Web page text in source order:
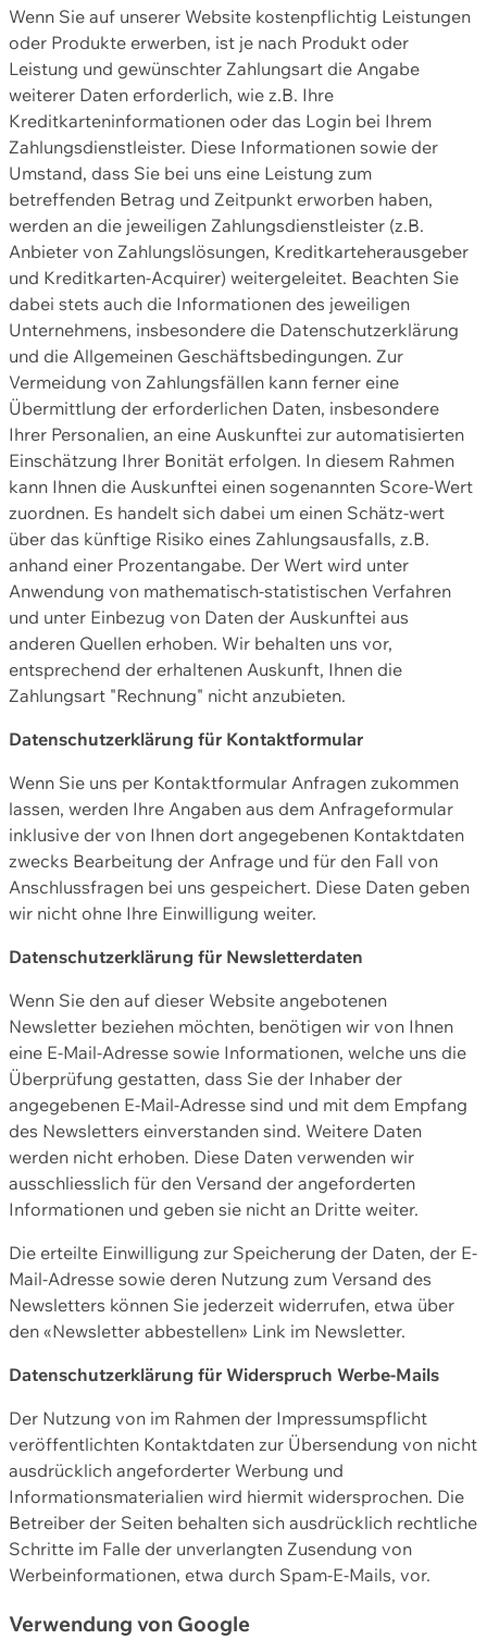
Wenn Sie auf unserer Website kostenpflichtig Leistungen
oder Produkte erwerben, ist je nach Produkt oder
Leistung und gewünschter Zahlungsart die Angabe
weiterer Daten erforderlich, wie z.B. Ihre
Kreditkarteninformationen oder das Login bei Ihrem
Zahlungsdienstleister. Diese Informationen sowie der
Umstand, dass Sie bei uns eine Leistung zum
betreffenden Betrag und Zeitpunkt erworben haben,
werden an die jeweiligen Zahlungsdienstleister (z.B.
Anbieter von Zahlungslösungen, Kreditkarteherausgeber
und Kreditkarten-Acquirer) weitergeleitet. Beachten Sie
dabei stets auch die Informationen des jeweiligen
Unternehmens, insbesondere die Datenschutzerklärung
und die Allgemeinen Geschäftsbedingungen. Zur
Vermeidung von Zahlungsfällen kann ferner eine
Übermittlung der erforderlichen Daten, insbesondere
Ihrer Personalien, an eine Auskunftei zur automatisierten
Einschätzung Ihrer Bonität erfolgen. In diesem Rahmen
kann Ihnen die Auskunftei einen sogenannten Score-Wert
zuordnen. Es handelt sich dabei um einen Schätz-wert
über das künftige Risiko eines Zahlungsausfalls, z.B.
anhand einer Prozentangabe. Der Wert wird unter
Anwendung von mathematisch-statistischen Verfahren
und unter Einbezug von Daten der Auskunftei aus
anderen Quellen erhoben. Wir behalten uns vor,
entsprechend der erhaltenen Auskunft, Ihnen die
Zahlungsart "Rechnung" nicht anzubieten.
Datenschutzerklärung für Kontaktformular
Wenn Sie uns per Kontaktformular Anfragen zukommen
lassen, werden Ihre Angaben aus dem Anfrageformular
inklusive der von Ihnen dort angegebenen Kontaktdaten
zwecks Bearbeitung der Anfrage und für den Fall von
Anschlussfragen bei uns gespeichert. Diese Daten geben
wir nicht ohne Ihre Einwilligung weiter.
Datenschutzerklärung für Newsletterdaten
Wenn Sie den auf dieser Website angebotenen
Newsletter beziehen möchten, benötigen wir von Ihnen
eine E-Mail-Adresse sowie Informationen, welche uns die
Überprüfung gestatten, dass Sie der Inhaber der
angegebenen E-Mail-Adresse sind und mit dem Empfang
des Newsletters einverstanden sind. Weitere Daten
werden nicht erhoben. Diese Daten verwenden wir
ausschliesslich für den Versand der angeforderten
Informationen und geben sie nicht an Dritte weiter.
Die erteilte Einwilligung zur Speicherung der Daten, der E-
Mail-Adresse sowie deren Nutzung zum Versand des
Newsletters können Sie jederzeit widerrufen, etwa über
den «Newsletter abbestellen» Link im Newsletter.
Datenschutzerklärung für Widerspruch Werbe-Mails
Der Nutzung von im Rahmen der Impressumspflicht
veröffentlichten Kontaktdaten zur Übersendung von nicht
ausdrücklich angeforderter Werbung und
Informationsmaterialien wird hiermit widersprochen. Die
Betreiber der Seiten behalten sich ausdrücklich rechtliche
Schritte im Falle der unverlangten Zusendung von
Werbeinformationen, etwa durch Spam-E-Mails, vor.
Verwendung von Google